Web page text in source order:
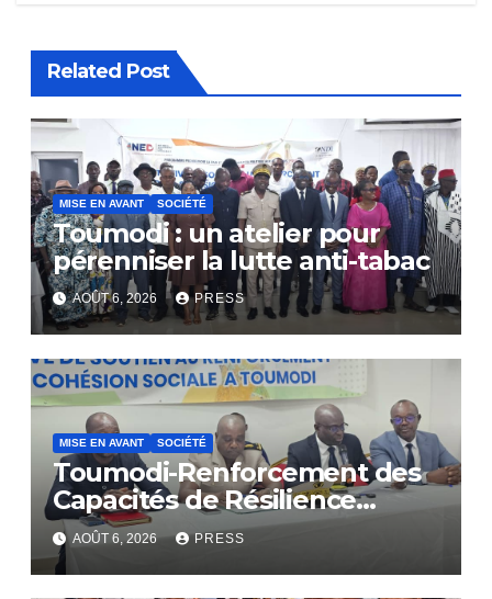
Related Post
MISE EN AVANT SOCIÉTÉ
Toumodi : un atelier pour
pérenniser la lutte anti-tabac
AOÛT 6, 2026 PRESS
MISE EN AVANT SOCIÉTÉ
Toumodi-Renforcement des
Capacités de Résilience
Communautaire
AOÛT 6, 2026 PRESS